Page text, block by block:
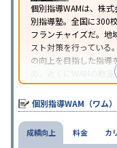
個別指導WAMは、株
別指導塾。全国に300
フランチャイズだ。地
スト対策を行っている
の向上を目指した指導
め、近くにWAMの教
とができる。
個別指導WAM（ワム
成績向上 料金 カ